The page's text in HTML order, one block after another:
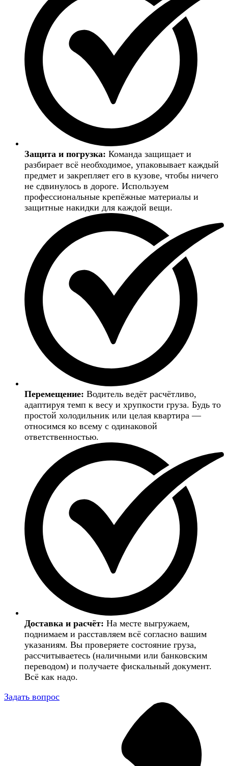
Защита и погрузка: Команда защищает и
разбирает всё необходимое, упаковывает каждый
предмет и закрепляет его в кузове, чтобы ничего
не сдвинулось в дороге. Используем
профессиональные крепёжные материалы и
защитные накидки для каждой вещи.
Перемещение: Водитель ведёт расчётливо,
адаптируя темп к весу и хрупкости груза. Будь то
простой холодильник или целая квартира —
относимся ко всему с одинаковой
ответственностью.
Доставка и расчёт: На месте выгружаем,
поднимаем и расставляем всё согласно вашим
указаниям. Вы проверяете состояние груза,
рассчитываетесь (наличными или банковским
переводом) и получаете фискальный документ.
Всё как надо.
Задать вопрос